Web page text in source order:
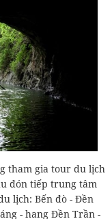
tham gia tour du lịch
đón tiếp trung tâm
lịch: Bến đò - Đền
- hang Đền Trần -